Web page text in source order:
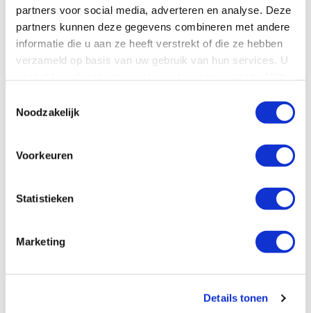
partners voor social media, adverteren en analyse. Deze
partners kunnen deze gegevens combineren met andere
informatie die u aan ze heeft verstrekt of die ze hebben
verzameld op basis van uw gebruik van hun services. U
Noodzakelijk
Voorkeuren
Statistieken
Marketing
Details tonen
8-daagse trektocht La Gomera